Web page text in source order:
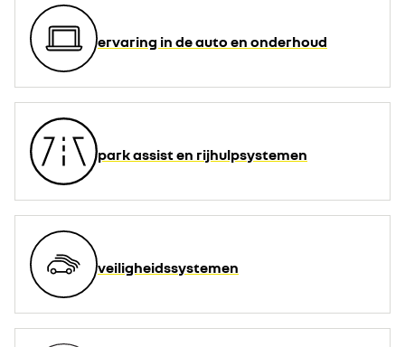
ervaring in de auto en onderhoud
park assist en rijhulpsystemen
veiligheidssystemen